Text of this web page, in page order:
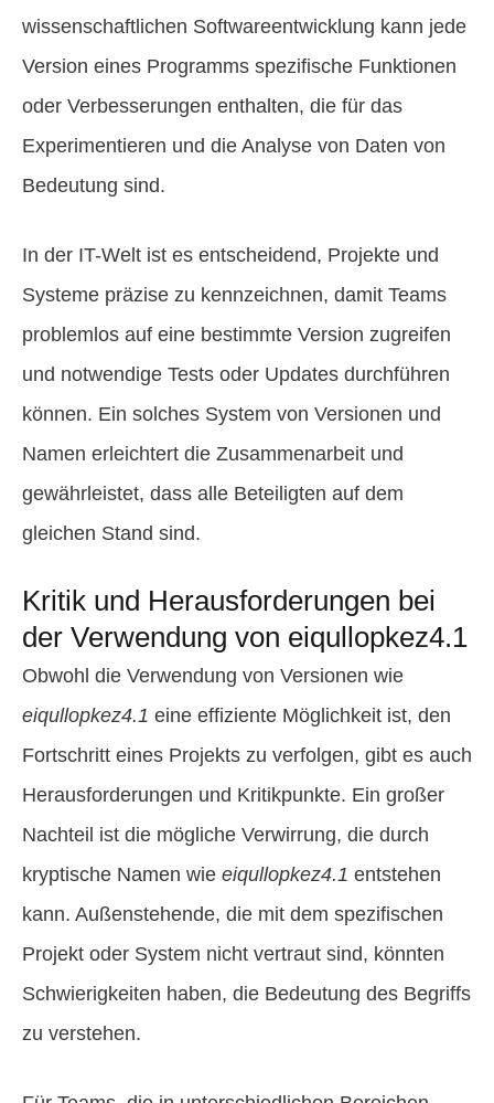
wissenschaftlichen Softwareentwicklung kann jede
Version eines Programms spezifische Funktionen
oder Verbesserungen enthalten, die für das
Experimentieren und die Analyse von Daten von
Bedeutung sind.
In der IT-Welt ist es entscheidend, Projekte und
Systeme präzise zu kennzeichnen, damit Teams
problemlos auf eine bestimmte Version zugreifen
und notwendige Tests oder Updates durchführen
können. Ein solches System von Versionen und
Namen erleichtert die Zusammenarbeit und
gewährleistet, dass alle Beteiligten auf dem
gleichen Stand sind.
Kritik und Herausforderungen bei
der Verwendung von eiqullopkez4.1
Obwohl die Verwendung von Versionen wie
eiqullopkez4.1 eine effiziente Möglichkeit ist, den
Fortschritt eines Projekts zu verfolgen, gibt es auch
Herausforderungen und Kritikpunkte. Ein großer
Nachteil ist die mögliche Verwirrung, die durch
kryptische Namen wie eiqullopkez4.1 entstehen
kann. Außenstehende, die mit dem spezifischen
Projekt oder System nicht vertraut sind, könnten
Schwierigkeiten haben, die Bedeutung des Begriffs
zu verstehen.